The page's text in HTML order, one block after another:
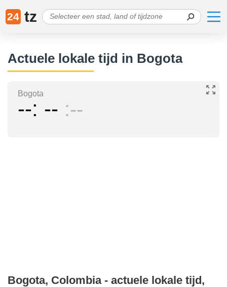
24 tz
Actuele lokale tijd in Bogota
Bogota
-- -- --
Bogota, Colombia - actuele lokale tijd,